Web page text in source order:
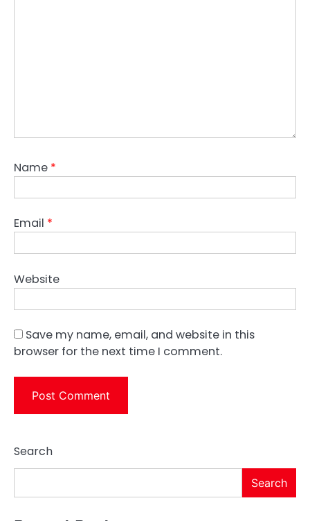
Name *
Email *
Website
Save my name, email, and website in this
browser for the next time I comment.
Search
Search